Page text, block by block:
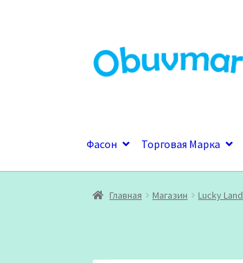
к
навигации
к
содержимому
Фасон Торговая Марка
Главная Магазин Lucky Land